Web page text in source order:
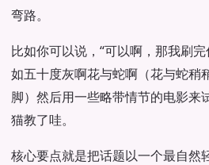
弯路。
比如你可以说，“可以啊，那我刷
如五十度灰啊花与蛇啊（花与蛇稍
脚）然后用一些略带情节的电影来
猫教了哇。
核心要点就是把话题以一个最自然